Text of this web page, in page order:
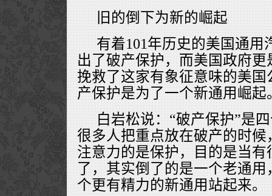
旧的倒下为新的崛起
有着101年历史的美国通用
出了破产保护，而美国政府
挽救了这家有象征意味的美
产保护是为了一个新通用崛起
白岩松说：“破产保护”是
很多人把重点放在破产的时
注意力的是保护，目的是当
了，其实倒了的是一个老通
个更有精力的新通用站起来。